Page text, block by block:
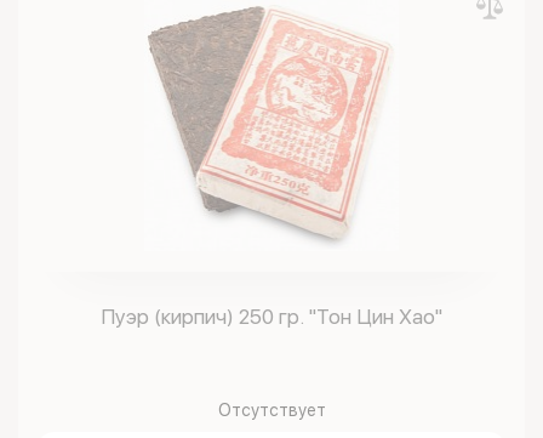
Пуэр (кирпич) 250 гр. "Тон Цин Хао"
Отсутствует